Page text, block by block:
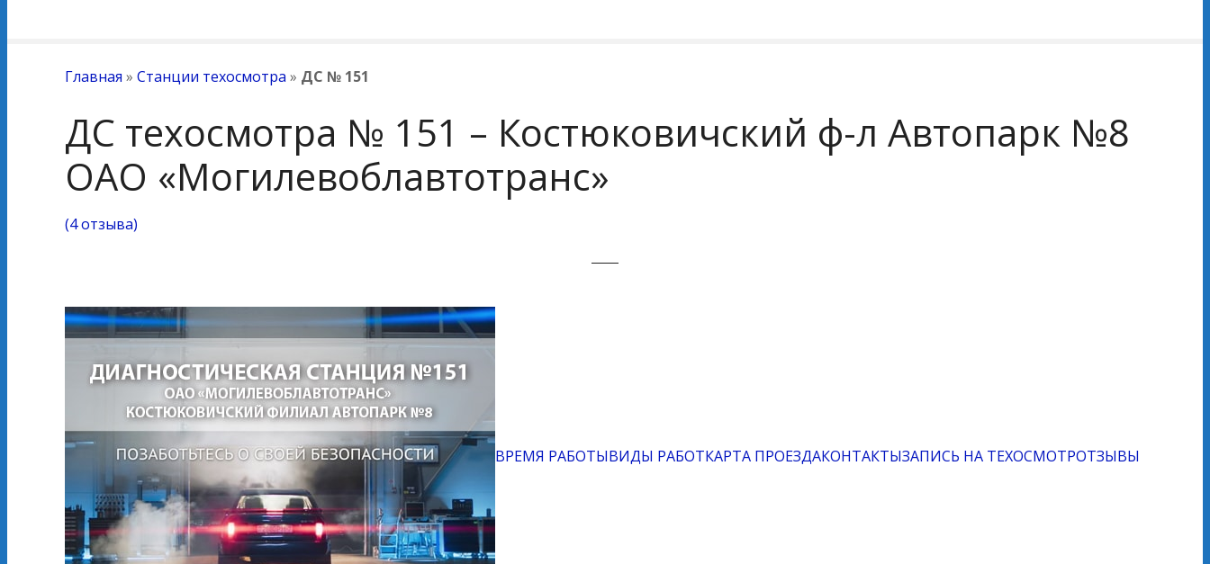
Главная » Станции техосмотра » ДС № 151
ДС техосмотра № 151 – Костюковичский ф-л Автопарк №8
ОАО «Могилевоблавтотранс»
(4 отзыва)
ВРЕМЯ РАБОТЫВИДЫ РАБОТКАРТА ПРОЕЗДАКОНТАКТЫЗАПИСЬ НА ТЕХОСМОТРОТЗЫВЫ